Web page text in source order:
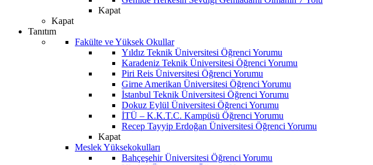
Kapat
Kapat
Tanıtım
Fakülte ve Yüksek Okullar
Yıldız Teknik Üniversitesi Öğrenci Yorumu
Karadeniz Teknik Üniversitesi Öğrenci Yorumu
Piri Reis Üniversitesi Öğrenci Yorumu
Girne Amerikan Üniversitesi Öğrenci Yorumu
İstanbul Teknik Üniversitesi Öğrenci Yorumu
Dokuz Eylül Üniversitesi Öğrenci Yorumu
İTÜ – K.K.T.C. Kampüsü Öğrenci Yorumu
Recep Tayyip Erdoğan Üniversitesi Öğrenci Yorumu
Kapat
Meslek Yüksekokulları
Bahçeşehir Üniversitesi Öğrenci Yorumu